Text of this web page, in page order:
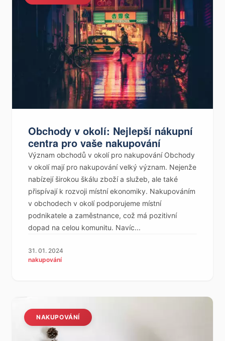
Obchody v okolí: Nejlepší nákupní
centra pro vaše nakupování
Význam obchodů v okolí pro nakupování Obchody
v okolí mají pro nakupování velký význam. Nejenže
nabízejí širokou škálu zboží a služeb, ale také
přispívají k rozvoji místní ekonomiky. Nakupováním
v obchodech v okolí podporujeme místní
podnikatele a zaměstnance, což má pozitivní
dopad na celou komunitu. Navíc...
31. 01. 2024
nakupování
NAKUPOVÁNÍ